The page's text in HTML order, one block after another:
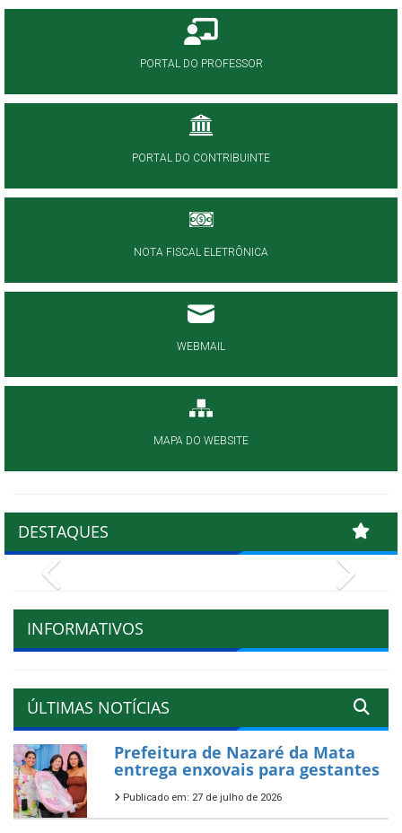
PORTAL DO PROFESSOR
PORTAL DO CONTRIBUINTE
NOTA FISCAL ELETRÔNICA
WEBMAIL
MAPA DO WEBSITE
DESTAQUES
INFORMATIVOS
ÚLTIMAS NOTÍCIAS
Prefeitura de Nazaré da Mata
entrega enxovais para gestantes
Publicado em: 27 de julho de 2026